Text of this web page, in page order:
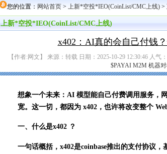
您的位置： 网站首页 > 上新*空投*IEO(CoinList/CMC上线) >
上新*空投*IEO(CoinList/CMC上线)
x402：AI真的会自己付钱
【作者:网文】 来源：转载 日期：2025-10-29 12:30:46 人气：
$PAYAI M2M 机器
想象一个未来：AI 模型能自己付费调用服务，
宽。这一切，都因为 x402，也许将改变整个
一、什么是x402 ？
一句话概括，x402是coinbase推出的支付协议，